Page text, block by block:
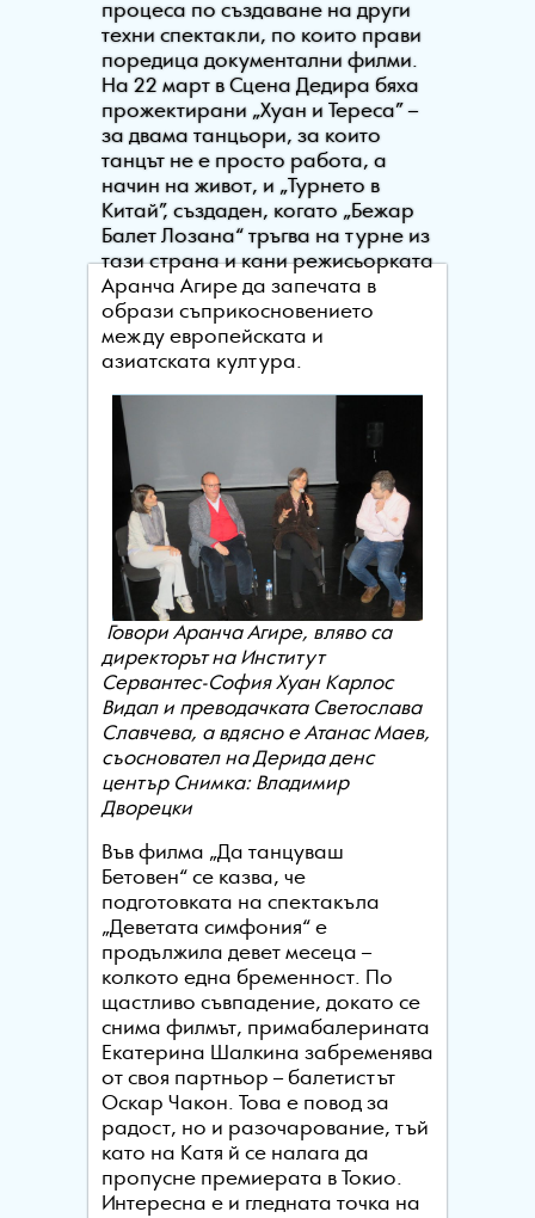
процеса по създаване на други
техни спектакли, по които прави
поредица документални филми.
На 22 март в Сцена Дедира бяха
прожектирани „Хуан и Тереса” –
за двама танцьори, за които
танцът не е просто работа, а
начин на живот, и „Турнето в
Китай”, създаден, когато „Бежар
Балет Лозана“ тръгва на турне из
тази страна и кани режисьорката
Аранча Агире да запечата в
образи съприкосновението
между европейската и
азиатската култура.
Говори Аранча Агире, вляво са
директорът на Институт
Сервантес-София Хуан Карлос
Видал и преводачката Светослава
Славчева, а вдясно е Атанас Маев,
съосновател на Дерида денс
център Снимка: Владимир
Дворецки
Във филма „Да танцуваш
Бетовен“ се казва, че
подготовката на спектакъла
„Деветата симфония“ е
продължила девет месеца –
колкото една бременност. По
щастливо съвпадение, докато се
снима филмът, примабалерината
Екатерина Шалкина забременява
от своя партньор – балетистът
Оскар Чакон. Това е повод за
радост, но и разочарование, тъй
като на Катя й се налага да
пропусне премиерата в Токио.
Интересна е и гледната точка на